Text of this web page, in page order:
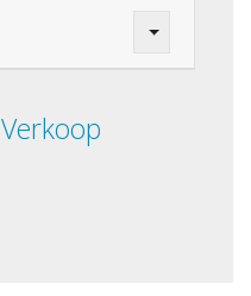
Verkoop